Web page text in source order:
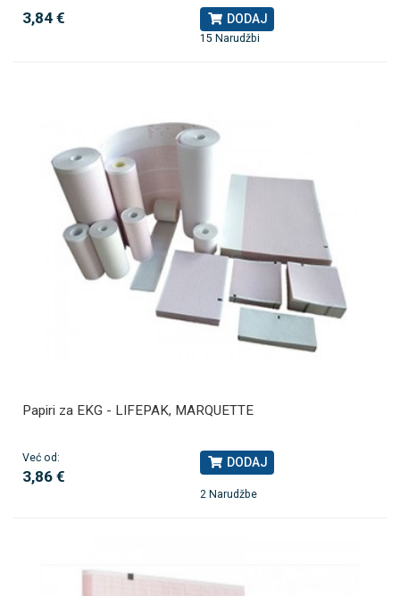
3,84 € DODAJ
15 Narudžbi
Papiri za EKG - LIFEPAK, MARQUETTE
Već od:
3,86 €
DODAJ
2 Narudžbe